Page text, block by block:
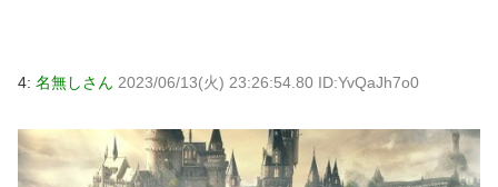
4: 名無しさん 2023/06/13(火) 23:26:54.80 ID:YvQaJh7o0